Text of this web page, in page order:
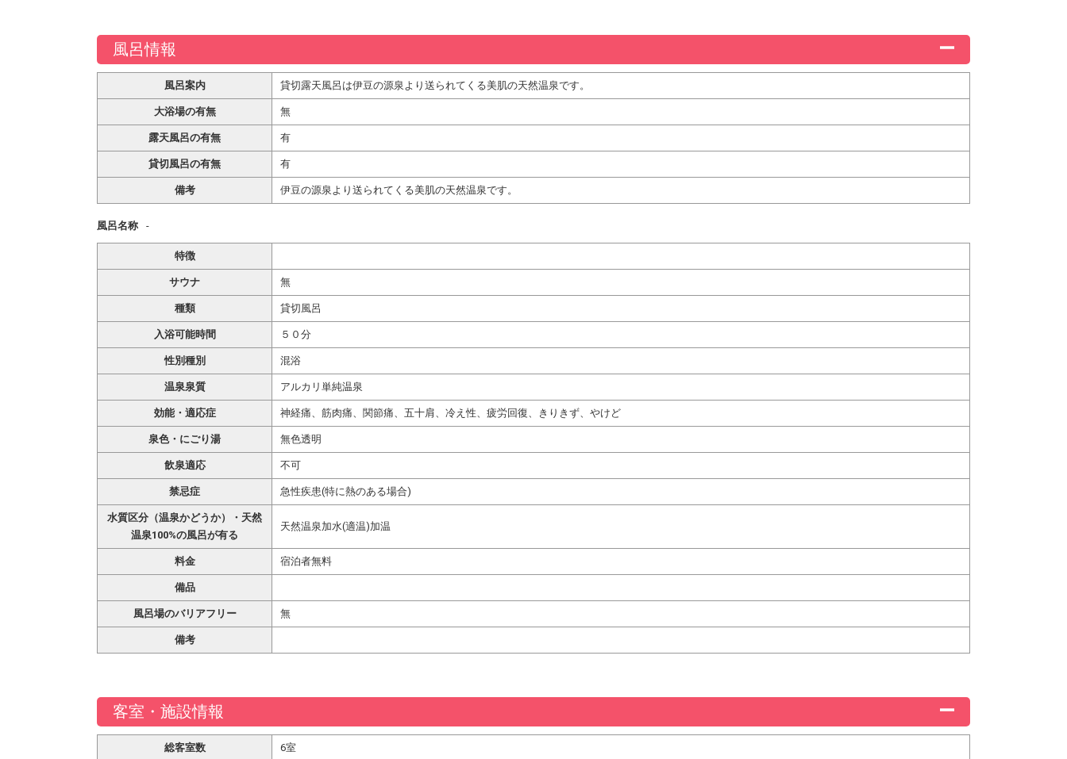
風呂情報
風呂案内 貸切露天風呂は伊豆の源泉より送られてくる美肌の天然温泉です。
大浴場の有無 無
露天風呂の有無 有
貸切風呂の有無 有
備考 伊豆の源泉より送られてくる美肌の天然温泉です。
風呂名称 -
特徴
サウナ 無
種類 貸切風呂
入浴可能時間 ５０分
性別種別 混浴
温泉泉質 アルカリ単純温泉
効能・適応症 神経痛、筋肉痛、関節痛、五十肩、冷え性、疲労回復、きりきず、やけど
泉色・にごり湯 無色透明
飲泉適応 不可
禁忌症 急性疾患(特に熱のある場合)
水質区分（温泉かどうか）・天然
温泉100%の風呂が有る
天然温泉加水(適温)加温
料金 宿泊者無料
備品
風呂場のバリアフリー 無
備考
客室・施設情報
総客室数 6室